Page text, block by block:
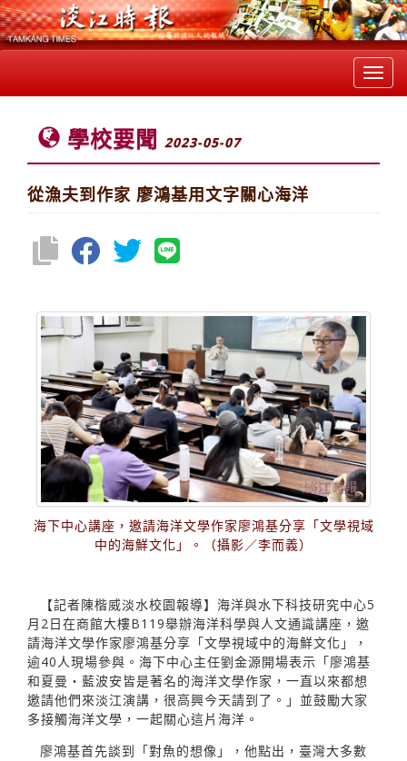
學校要聞 2023-05-07
從漁夫到作家 廖鴻基用文字關心海洋
海下中心講座，邀請海洋文學作家廖鴻基分享「文學視域
中的海鮮文化」。（攝影／李而義）
【記者陳楷威淡水校園報導】海洋與水下科技研究中心5
月2日在商館大樓B119舉辦海洋科學與人文通識講座，邀
請海洋文學作家廖鴻基分享「文學視域中的海鮮文化」，
逾40人現場參與。海下中心主任劉金源開場表示「廖鴻基
和夏曼・藍波安皆是著名的海洋文學作家，一直以來都想
邀請他們來淡江演講，很高興今天請到了。」並鼓勵大家
多接觸海洋文學，一起關心這片海洋。
廖鴻基首先談到「對魚的想像」，他點出，臺灣大多數